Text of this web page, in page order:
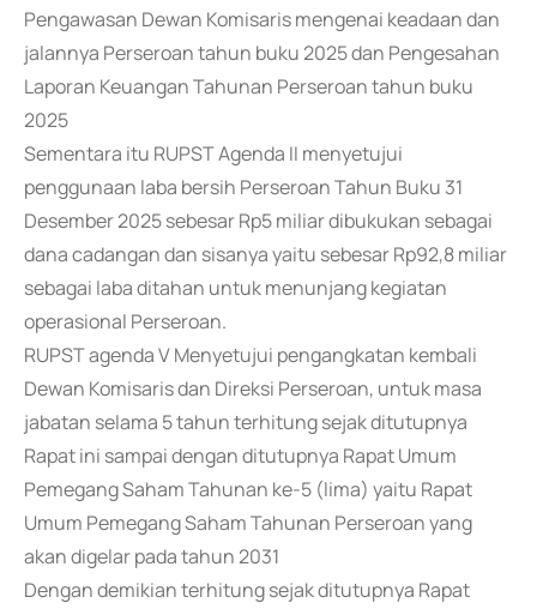
Pengawasan Dewan Komisaris mengenai keadaan dan
jalannya Perseroan tahun buku 2025 dan Pengesahan
Laporan Keuangan Tahunan Perseroan tahun buku
2025
Sementara itu RUPST Agenda II menyetujui
penggunaan laba bersih Perseroan Tahun Buku 31
Desember 2025 sebesar Rp5 miliar dibukukan sebagai
dana cadangan dan sisanya yaitu sebesar Rp92,8 miliar
sebagai laba ditahan untuk menunjang kegiatan
operasional Perseroan.
RUPST agenda V Menyetujui pengangkatan kembali
Dewan Komisaris dan Direksi Perseroan, untuk masa
jabatan selama 5 tahun terhitung sejak ditutupnya
Rapat ini sampai dengan ditutupnya Rapat Umum
Pemegang Saham Tahunan ke-5 (lima) yaitu Rapat
Umum Pemegang Saham Tahunan Perseroan yang
akan digelar pada tahun 2031
Dengan demikian terhitung sejak ditutupnya Rapat